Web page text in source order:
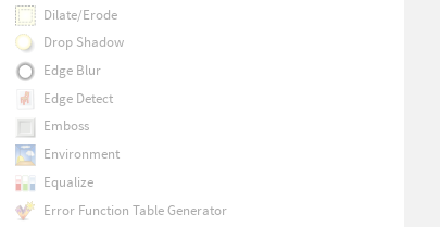
Dilate/Erode
Drop Shadow
Edge Blur
Edge Detect
Emboss
Environment
Equalize
Error Function Table Generator